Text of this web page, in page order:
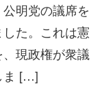
明党の議席を
た。これは憲
現政権が衆議
ま […]